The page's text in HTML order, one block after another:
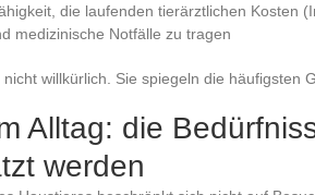
die laufenden tierärztlichen Kosten
medizinische Notfälle zu tragen
willkürlich. Sie spiegeln die häufigsten
Alltag: die
werden